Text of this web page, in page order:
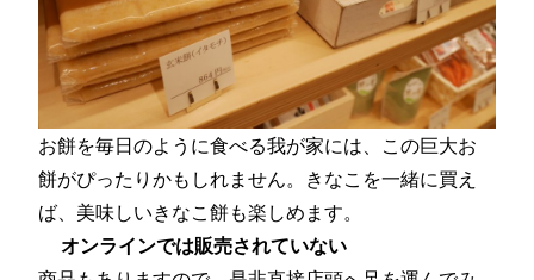
お餅を毎日のように食べる我が家には、この巨大お
餅がぴったりかもしれません。きなこを一緒に買え
ば、美味しいきなこ餅も楽しめます。
オンラインでは販売されていない